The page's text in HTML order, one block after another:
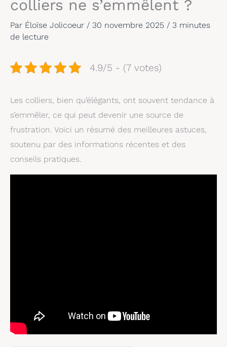
colliers ne s’emmêlent ?
Par Éloïse Jolicoeur / 30 novembre 2025 / 3 minutes
de lecture
4.9/5 - (7 votes)
Les colliers, bien qu’élégants, ont souvent tendance à
s’emmêler, ce qui peut devenir une source de
frustration. Voici un résumé des meilleures astuces,
soutenu par des informations récentes et des
conseils pratiques.